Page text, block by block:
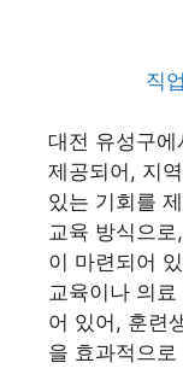
직
대전 유성구에
제공되어, 지
있는 기회를
교육 방식으
이 마련되어
교육이나 의
어 있어, 훈련
을 효과적으